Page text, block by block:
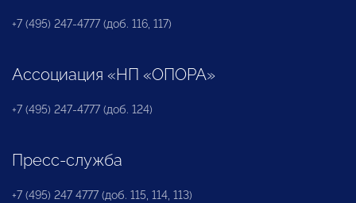
+7 (495) 247-4777 (доб. 116, 117)
Ассоциация «НП «ОПОРА»
+7 (495) 247-4777 (доб. 124)
Пресс-служба
+7 (495) 247 4777 (доб. 115, 114, 113)